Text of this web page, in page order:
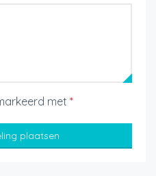
met *
plaatsen